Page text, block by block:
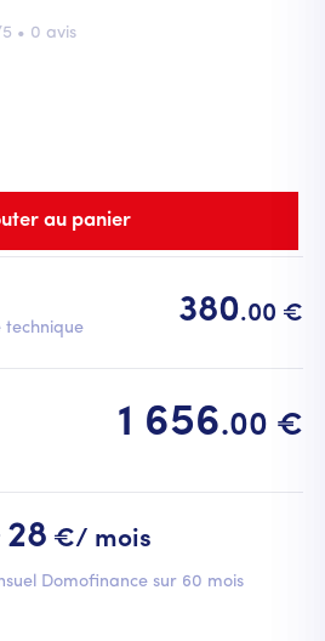
• 0 avis
technique 380.00 €
1 656.00 €
28 €/ mois
Domofinance sur 60 mois